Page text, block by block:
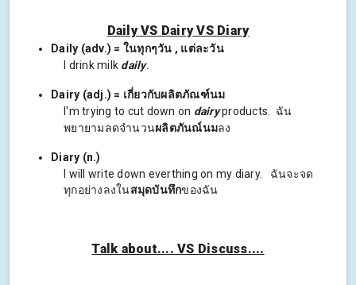
Daily VS Dairy VS Diary
Daily (adv.) = ในทุกๆวัน , แต่ละวัน
I drink milk daily.
Dairy (adj.) = เกี่ยวกับผลิตภัณฑ์นม
I'm trying to cut down on dairyproducts. ฉัน
พยายามลดจำนวนผลิตภันณ์นมลง
Diary (n.)
I will write down everthing on my diary. ฉันจะจด
ทุกอย่างลงในสมุดบันทึกของฉัน
Talk about.... VS Discuss....